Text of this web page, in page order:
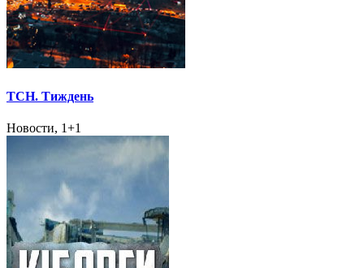
ТСН. Тиждень
Новости, 1+1